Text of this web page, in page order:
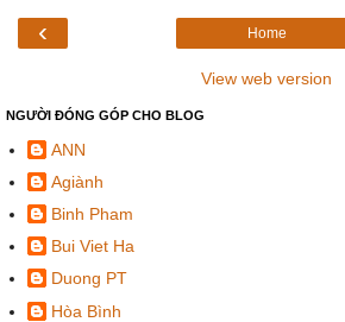
‹ Home
View web version
NGƯỜI ĐÓNG GÓP CHO BLOG
ANN
Agiành
Binh Pham
Bui Viet Ha
Duong PT
Hòa Bình